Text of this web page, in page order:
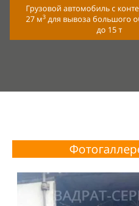
Грузовой автомобиль с
27 м3 для вывоза большого
до 15т